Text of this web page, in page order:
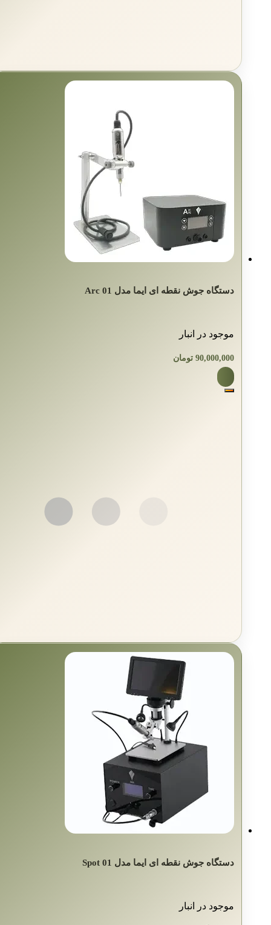
دستگاه جوش نقطه ای ایما مدل Arc 01
موجود در انبار
90,000,000 تومان
دستگاه جوش نقطه ای ایما مدل Spot 01
موجود در انبار